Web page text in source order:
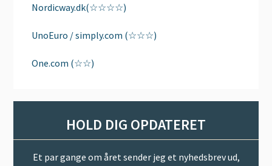
Nordicway.dk(☆☆☆☆)
UnoEuro / simply.com (☆☆☆)
One.com (☆☆)
HOLD DIG OPDATERET
Et par gange om året sender jeg et nyhedsbrev ud,